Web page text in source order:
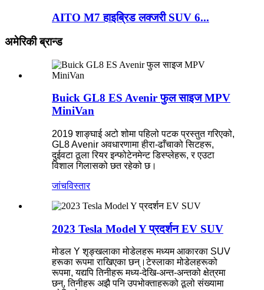
AITO M7 हाइब्रिड लक्जरी SUV 6...
अमेरिकी ब्रान्ड
Buick GL8 ES Avenir फुल साइज MPV
MiniVan
2019 शाङ्घाई अटो शोमा पहिलो पटक प्रस्तुत गरिएको,
GL8 Avenir अवधारणामा हीरा-ढाँचाको सिटहरू,
दुईवटा ठूला रियर इन्फोटेनमेन्ट डिस्प्लेहरू, र एउटा
विशाल गिलासको छत रहेको छ।
जांचविस्तार
2023 Tesla Model Y प्रदर्शन EV SUV
मोडल Y शृङ्खलाका मोडेलहरू मध्यम आकारका SUV
हरूका रूपमा राखिएका छन्।टेस्लाका मोडेलहरूको
रूपमा, यद्यपि तिनीहरू मध्य-देखि-अन्त-अन्तको क्षेत्रमा
छन्, तिनीहरू अझै पनि उपभोक्ताहरूको ठूलो संख्यामा